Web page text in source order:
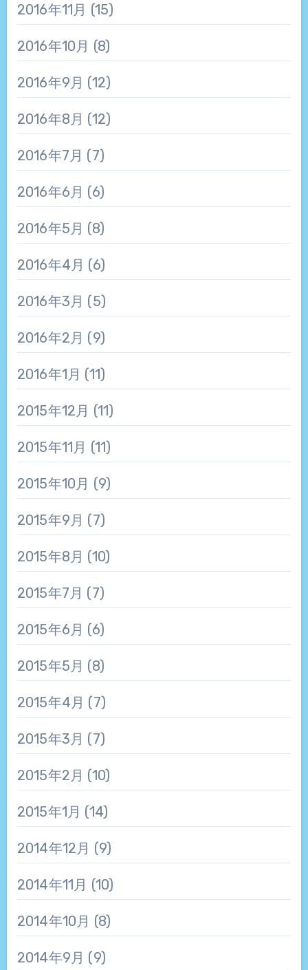
2016年11月 (15)
2016年10月 (8)
2016年9月 (12)
2016年8月 (12)
2016年7月 (7)
2016年6月 (6)
2016年5月 (8)
2016年4月 (6)
2016年3月 (5)
2016年2月 (9)
2016年1月 (11)
2015年12月 (11)
2015年11月 (11)
2015年10月 (9)
2015年9月 (7)
2015年8月 (10)
2015年7月 (7)
2015年6月 (6)
2015年5月 (8)
2015年4月 (7)
2015年3月 (7)
2015年2月 (10)
2015年1月 (14)
2014年12月 (9)
2014年11月 (10)
2014年10月 (8)
2014年9月 (9)